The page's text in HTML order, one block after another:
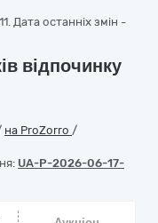
Дата останніх змін -
відпочинку
на ProZorro /
UA-P-2026-06-17-